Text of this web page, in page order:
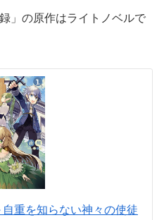
」の原作はライトノベルで
重を知らない神々の使徒